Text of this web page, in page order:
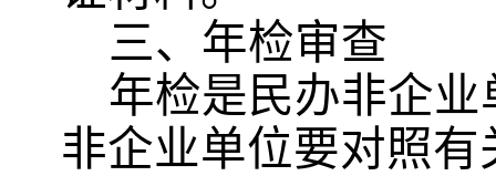
三、年检审查
年检是民办非企
非企业单位要对照有